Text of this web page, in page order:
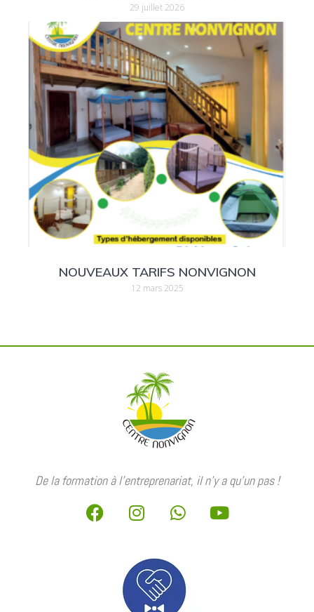
29 juillet 2026
NOUVEAUX TARIFS NONVIGNON
12 mars 2025
De la formation à l’entreprenariat, il n’y a qu’un pas !